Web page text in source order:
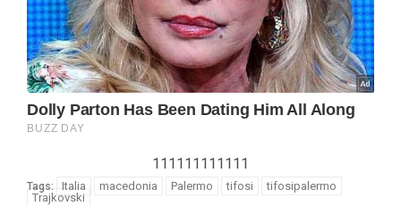
111111111111
Tags: Italia macedonia Palermo tifosi
tifosipalermo
Trajkovski